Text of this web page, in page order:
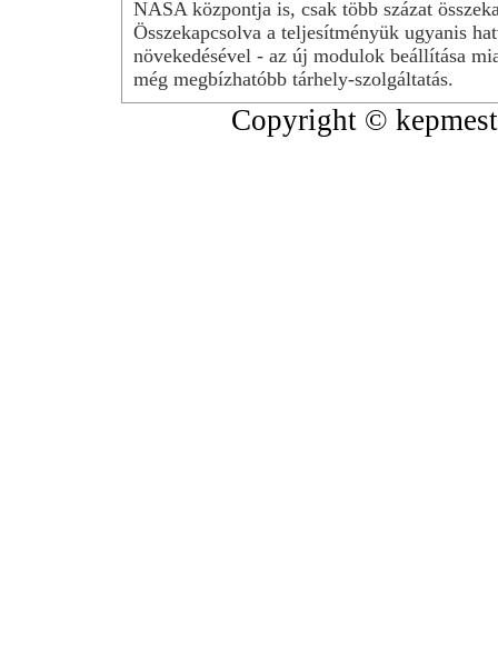
NASA központja is, csak több százat
Összekapcsolva a teljesítményük ugyanis
növekedésével - az új modulok beállítása
még megbízhatóbb tárhely-szolgáltatás.
Copyright ©